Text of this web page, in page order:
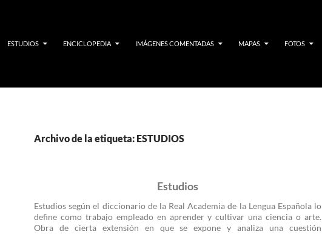
ESTUDIOS ENCICLOPEDIA IMÁGENES COMENTADAS MAPAS FOTOS
Archivo de la etiqueta: ESTUDIOS
Estudios
Estudios según el diccionario de la Real Academia de la Lengua Española lo
define como trabajo empleado en aprender y cultivar una ciencia o arte.
Obra de cierta extensión en que se expone y analiza una cuestión